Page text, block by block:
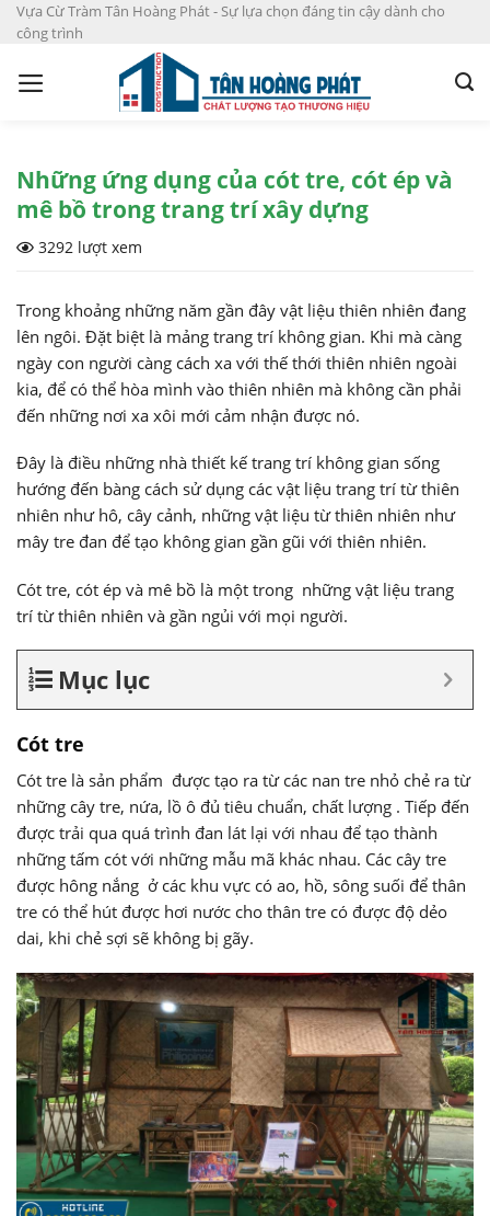
Vựa Cừ Tràm Tân Hoàng Phát - Sự lựa chọn đáng tin cậy dành cho
công trình
Những ứng dụng của cót tre, cót ép và
mê bồ trong trang trí xây dựng
3292 lượt xem
Trong khoảng những năm gần đây vật liệu thiên nhiên đang
lên ngôi. Đặt biệt là mảng trang trí không gian. Khi mà càng
ngày con người càng cách xa với thế thới thiên nhiên ngoài
kia, để có thể hòa mình vào thiên nhiên mà không cần phải
đến những nơi xa xôi mới cảm nhận được nó.
Đây là điều những nhà thiết kế trang trí không gian sống
hướng đến bàng cách sử dụng các vật liệu trang trí từ thiên
nhiên như hô, cây cảnh, những vật liệu từ thiên nhiên như
mây tre đan để tạo không gian gần gũi với thiên nhiên.
Cót tre, cót ép và mê bồ là một trong những vật liệu trang
trí từ thiên nhiên và gần ngủi với mọi người.
Mục lục
Cót tre
Cót tre là sản phẩm được tạo ra từ các nan tre nhỏ chẻ ra từ
những cây tre, nứa, lồ ô đủ tiêu chuẩn, chất lượng . Tiếp đến
được trải qua quá trình đan lát lại với nhau để tạo thành
những tấm cót với những mẫu mã khác nhau. Các cây tre
được hông nắng ở các khu vực có ao, hồ, sông suối để thân
tre có thể hút được hơi nước cho thân tre có được độ dẻo
dai, khi chẻ sợi sẽ không bị gãy.